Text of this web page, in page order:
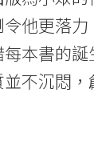
他更落
本書的
不沉悶